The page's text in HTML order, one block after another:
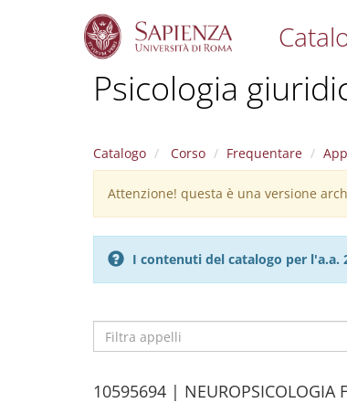
Psicologia
Catalogo Corso Frequentare
Warning
message
Attenzione! questa è una versione
I contenuti del catalogo per l'a.a.
H
10595694 | NEUROPSICOLOGIA